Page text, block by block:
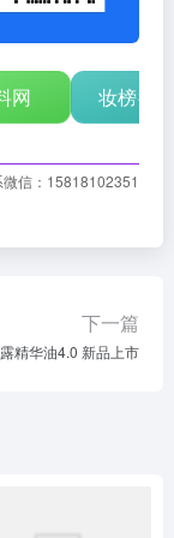
网 妆榜行
信：15818102351
下一篇
精华油4.0 新品上市